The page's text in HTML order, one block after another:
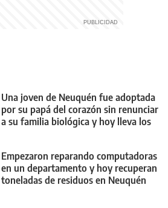
Una joven de Neuquén fue adoptada
por su papá del corazón sin renunciar
a su familia biológica y hoy lleva los
Empezaron reparando computadoras
en un departamento y hoy recuperan
toneladas de residuos en Neuquén